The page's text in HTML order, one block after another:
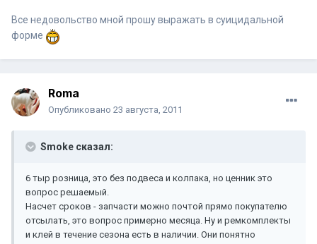
Все недовольство мной прошу выражать в суицидальной
форме
Roma
Опубликовано 23 августа, 2011
Smoke сказал:
6 тыр розница, это без подвеса и колпака, но ценник это
вопрос решаемый.
Насчет сроков - запчасти можно почтой прямо покупателю
отсылать, это вопрос примерно месяца. Ну и ремкомплекты
и клей в течение сезона есть в наличии. Они понятно